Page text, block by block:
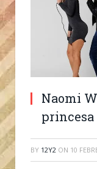
Naomi
princesa
BY 12Y2 ON 10